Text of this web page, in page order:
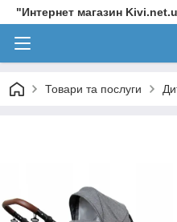
"Интернет магазин
Товари та послуги